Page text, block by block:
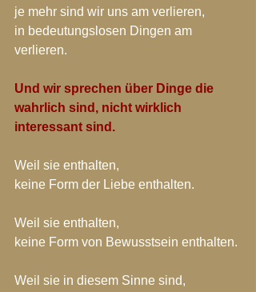
je mehr sind wir uns am verlieren,
in bedeutungslosen Dingen am
verlieren.
Und wir sprechen über Dinge die
wahrlich sind, nicht wirklich
interessant sind.
Weil sie enthalten,
keine Form der Liebe enthalten.
Weil sie enthalten,
keine Form von Bewusstsein enthalten.
Weil sie in diesem Sinne sind,